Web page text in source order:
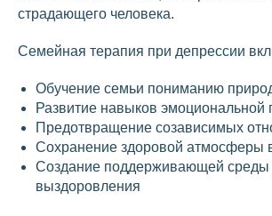
страдающего человека.
Семейная терапия при депрессии
Обучение семьи пониманию
Развитие навыков эмоциональной
Предотвращение созависимых
Сохранение здоровой атмосферы
Создание поддерживающей среды
выздоровления